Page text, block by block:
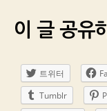
이 글 공유
트위터
Tumblr